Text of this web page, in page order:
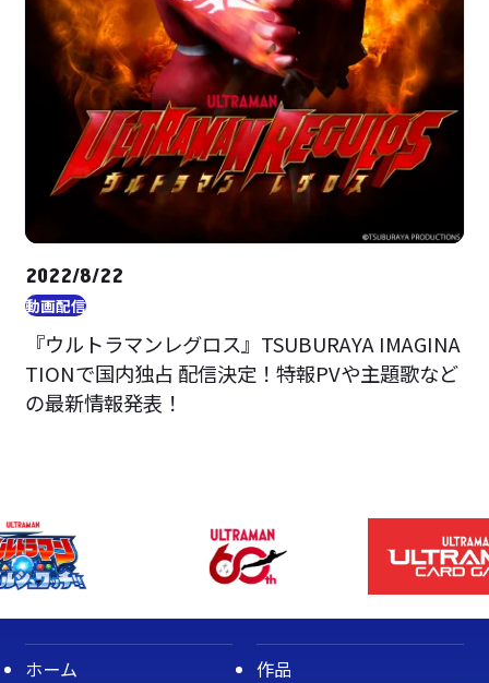
2022/8/22
動画配信
『ウルトラマンレグロス』TSUBURAYA IMAGINA
TIONで国内独占 配信決定！特報PVや主題歌など
の最新情報発表！
ホーム
作品